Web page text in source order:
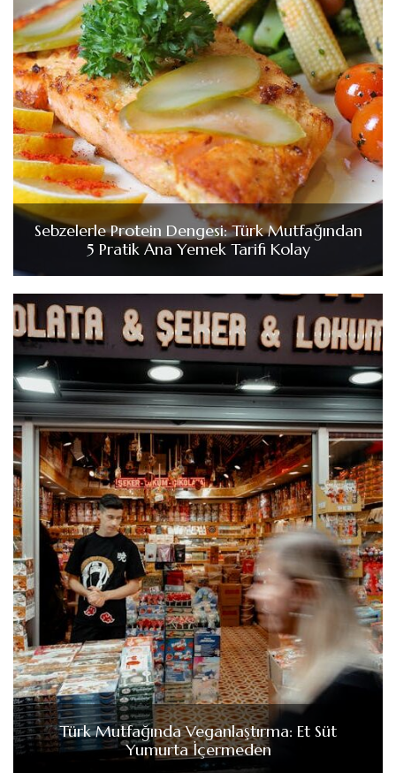
Sebzelerle Protein Dengesi: Türk Mutfağından
5 Pratik Ana Yemek Tarifi Kolay
Türk Mutfağında Veganlaştırma: Et Süt
Yumurta İçermeden